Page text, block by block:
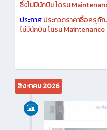
เอกสารประกวดราคาการซื้อ
ซึ่งไม่มีนักบิน โดรน
ประกาศประกวดราคาซื้อครุภั
สิงหาคม 2026
新闻